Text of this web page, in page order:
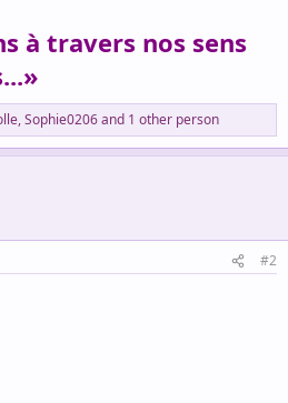
à travers nos sens
,Sophie0206and 1 other person
#2